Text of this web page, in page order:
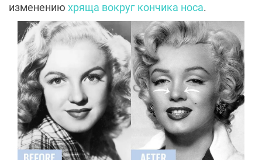
изменению хряща вокруг кончика носа.